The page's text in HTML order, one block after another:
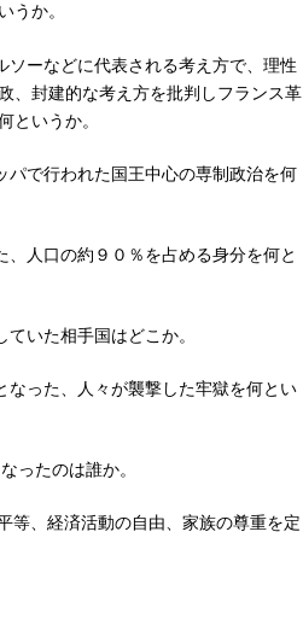
うか。
ソーなどに代表される考え方で、理性
、封建的な考え方を批判しフランス革
というか。
パで行われた国王中心の専制政治を何
、人口の約９０％を占める身分を何と
ていた相手国はどこか。
なった、人々が襲撃した牢獄を何とい
ったのは誰か。
等、経済活動の自由、家族の尊重を定